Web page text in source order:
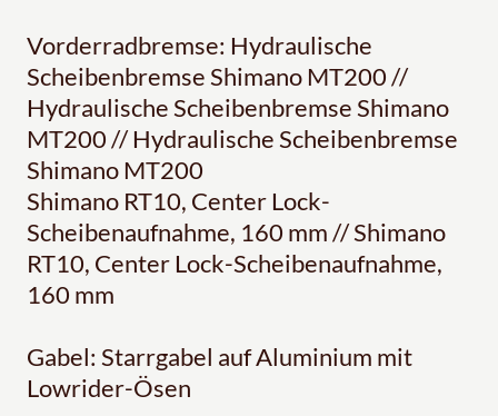
Vorderradbremse: Hydraulische
Scheibenbremse Shimano MT200 //
Hydraulische Scheibenbremse Shimano
MT200 // Hydraulische Scheibenbremse
Shimano MT200
Shimano RT10, Center Lock-
Scheibenaufnahme, 160 mm // Shimano
RT10, Center Lock-Scheibenaufnahme,
160 mm
Gabel: Starrgabel auf Aluminium mit
Lowrider-Ösen